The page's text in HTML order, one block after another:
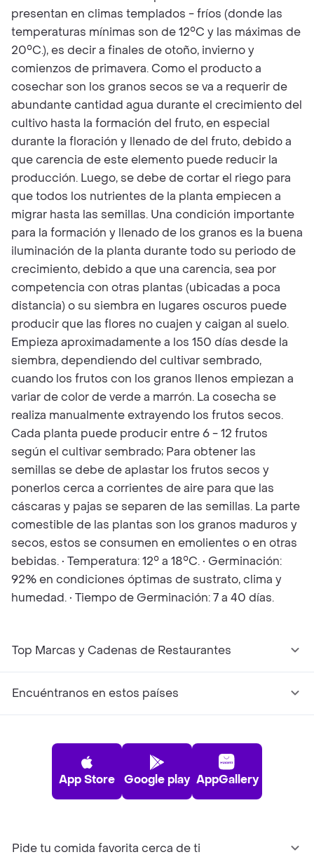
presentan en climas templados - fríos (donde las
temperaturas mínimas son de 12°C y las máximas de
20°C.), es decir a finales de otoño, invierno y
comienzos de primavera. Como el producto a
cosechar son los granos secos se va a requerir de
abundante cantidad agua durante el crecimiento del
cultivo hasta la formación del fruto, en especial
durante la floración y llenado de del fruto, debido a
que carencia de este elemento puede reducir la
producción. Luego, se debe de cortar el riego para
que todos los nutrientes de la planta empiecen a
migrar hasta las semillas. Una condición importante
para la formación y llenado de los granos es la buena
iluminación de la planta durante todo su periodo de
crecimiento, debido a que una carencia, sea por
competencia con otras plantas (ubicadas a poca
distancia) o su siembra en lugares oscuros puede
producir que las flores no cuajen y caigan al suelo.
Empieza aproximadamente a los 150 días desde la
siembra, dependiendo del cultivar sembrado,
cuando los frutos con los granos llenos empiezan a
variar de color de verde a marrón. La cosecha se
realiza manualmente extrayendo los frutos secos.
Cada planta puede producir entre 6 - 12 frutos
según el cultivar sembrado; Para obtener las
semillas se debe de aplastar los frutos secos y
ponerlos cerca a corrientes de aire para que las
cáscaras y pajas se separen de las semillas. La parte
comestible de las plantas son los granos maduros y
secos, estos se consumen en emolientes o en otras
bebidas. • Temperatura: 12° a 18°C. • Germinación:
92% en condiciones óptimas de sustrato, clima y
humedad. • Tiempo de Germinación: 7 a 40 días.
Top Marcas y Cadenas de Restaurantes
Encuéntranos en estos países
App Store Google play AppGallery
Pide tu comida favorita cerca de ti